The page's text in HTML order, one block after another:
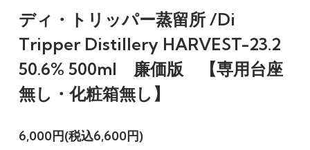
ディ・トリッパー蒸留所 /Di
Tripper Distillery HARVEST-23.2
50.6% 500ml 廉価版 【専用台座
無し・化粧箱無し】
6,000円(税込6,600円)